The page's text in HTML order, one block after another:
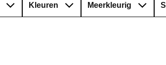
Kleuren Meerkleurig